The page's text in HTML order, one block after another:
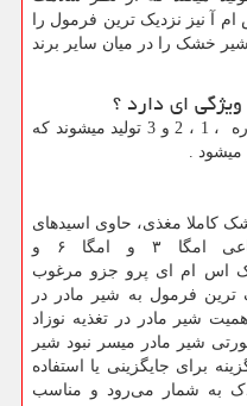
آ نیز نزدیک ترین فرمول را
خشک را در میان سایر برند
ای دارد ؟
شیر خشک های اس ام آ در سه شماره ، 1 ، 2 و 3 تولید میشوند که
مغذی، حاوی اسیدهای
چرب بلند زنجیر چند غیر اشباعی امگا ۳ و امگا ۶ و
اس ام ای پرو جزو مرغوب
فرمول به شیر مادر در
شیر مادر در تغذیه نوزاد
شیر مادر میسر نبود شیر
برای جایگزینی یا استفاده
به شمار می‌رود و مناسب